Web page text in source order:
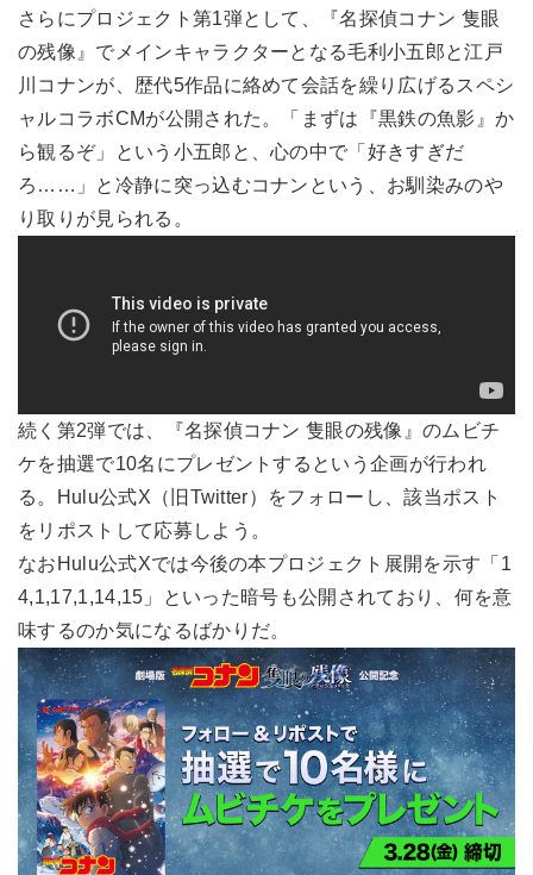
さらにプロジェクト第1弾として、『名探偵コナン 隻眼
の残像』でメインキャラクターとなる毛利小五郎と江戸
川コナンが、歴代5作品に絡めて会話を繰り広げるスペシ
ャルコラボCMが公開された。「まずは『黒鉄の魚影』か
ら観るぞ」という小五郎と、心の中で「好きすぎだ
ろ……」と冷静に突っ込むコナンという、お馴染みのや
り取りが見られる。
続く第2弾では、『名探偵コナン 隻眼の残像』のムビチ
ケを抽選で10名にプレゼントするという企画が行われ
る。Hulu公式X（旧Twitter）をフォローし、該当ポスト
をリポストして応募しよう。
なおHulu公式Xでは今後の本プロジェクト展開を示す「1
4,1,17,1,14,15」といった暗号も公開されており、何を意
味するのか気になるばかりだ。